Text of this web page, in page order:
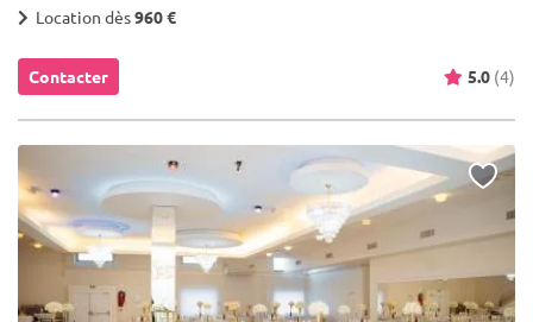
Location dès960 €
Contacter 5.0 (4)